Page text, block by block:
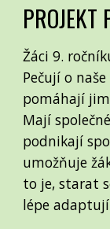
PROJEKT
Žáci 9.
Pečují o
pomáhají
Mají
podnikají
umožňuje
to je, starat
lépe